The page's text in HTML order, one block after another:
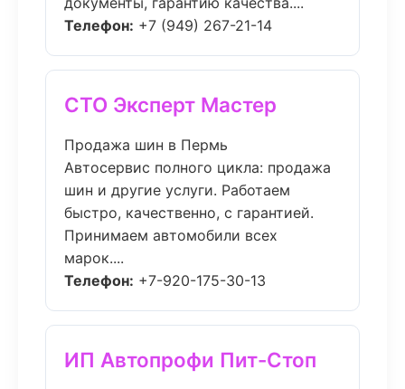
Телефон: +7 (949) 267-21-14
СТО Эксперт Мастер
Продажа шин в Пермь
Автосервис полного цикла: продажа
шин и другие услуги. Работаем
быстро, качественно, с гарантией.
Принимаем автомобили всех
марок....
Телефон: +7-920-175-30-13
ИП Автопрофи Пит-Стоп